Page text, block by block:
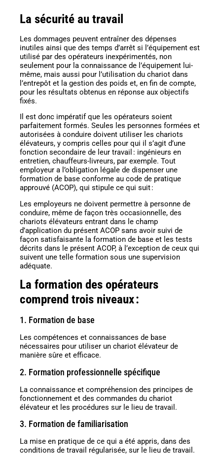
La sécurité au travail
Les dommages peuvent entraîner des dépenses
inutiles ainsi que des temps d’arrêt si l’équipement est
utilisé par des opérateurs inexpérimentés, non
seulement pour la connaissance de l’équipement lui-
même, mais aussi pour l’utilisation du chariot dans
l’entrepôt et la gestion des poids et, en fin de compte,
pour les résultats obtenus en réponse aux objectifs
fixés.
Il est donc impératif que les opérateurs soient
parfaitement formés. Seules les personnes formées et
autorisées à conduire doivent utiliser les chariots
élévateurs, y compris celles pour qui il s’agit d’une
fonction secondaire de leur travail : ingénieurs en
entretien, chauffeurs-livreurs, par exemple. Tout
employeur a l’obligation légale de dispenser une
formation de base conforme au code de pratique
approuvé (ACOP), qui stipule ce qui suit :
Les employeurs ne doivent permettre à personne de
conduire, même de façon très occasionnelle, des
chariots élévateurs entrant dans le champ
d’application du présent ACOP sans avoir suivi de
façon satisfaisante la formation de base et les tests
décrits dans le présent ACOP, à l’exception de ceux qui
suivent une telle formation sous une supervision
adéquate.
La formation des opérateurs
comprend trois niveaux :
1. Formation de base
Les compétences et connaissances de base
nécessaires pour utiliser un chariot élévateur de
manière sûre et efficace.
2. Formation professionnelle spécifique
La connaissance et compréhension des principes de
fonctionnement et des commandes du chariot
élévateur et les procédures sur le lieu de travail.
3. Formation de familiarisation
La mise en pratique de ce qui a été appris, dans des
conditions de travail régularisée, sur le lieu de travail.